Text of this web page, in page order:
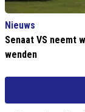
Nieuws
Senaat VS neemt
wenden